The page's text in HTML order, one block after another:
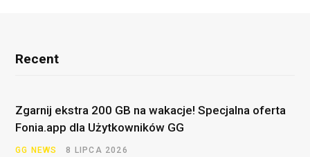
Recent
Zgarnij ekstra 200 GB na wakacje! Specjalna oferta
Fonia.app dla Użytkowników GG
GG NEWS 8 LIPCA 2026